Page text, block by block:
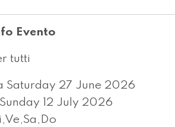
Evento
tutti
Saturday 27 June 2026
12 July 2026